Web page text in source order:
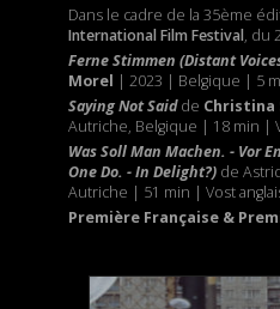
Dans le cadre de la 35ème
International Film Festival, du
Ferne Stimmen (Distant
Morel | 2023 | Belgique | 5
Saying Not Saidde
Autriche, Belgique | 18 min |
Was Soll Man Machen. - Vor
One Do. - In Delight?)de
Autriche | 51 min | Vost
Première Française &